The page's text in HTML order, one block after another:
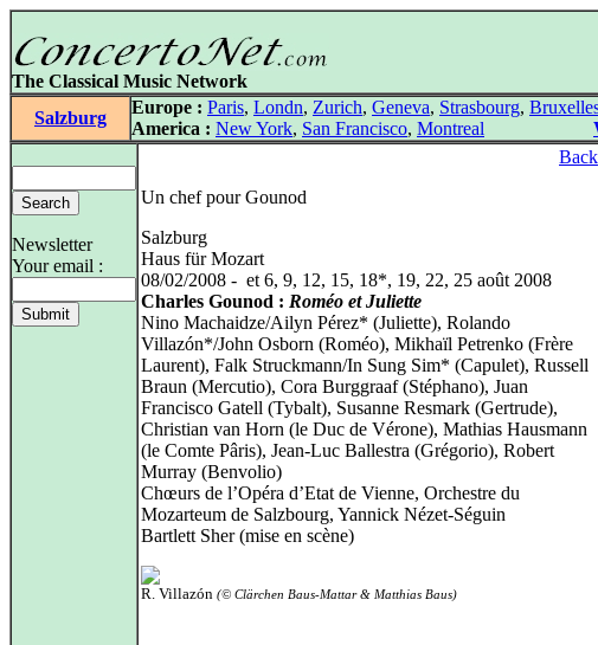
The Classical Music Network
Salzburg
Europe : Paris, Londn, Zurich, Geneva, Strasbourg,
America : New York, San Francisco, Montreal
Newsletter
Your email :
Back
Un chef pour Gounod
Salzburg
Haus für Mozart
08/02/2008 - et 6, 9, 12, 15, 18*, 19, 22, 25 août 2008
Charles Gounod : Roméo et Juliette
Nino Machaidze/Ailyn Pérez* (Juliette), Rolando
Villazón*/John Osborn (Roméo), Mikhaïl Petrenko (Frère
Laurent), Falk Struckmann/In Sung Sim* (Capulet), Russell
Braun (Mercutio), Cora Burggraaf (Stéphano), Juan
Francisco Gatell (Tybalt), Susanne Resmark (Gertrude),
Christian van Horn (le Duc de Vérone), Mathias Hausmann
(le Comte Pâris), Jean-Luc Ballestra (Grégorio), Robert
Murray (Benvolio)
Chœurs de l’Opéra d’Etat de Vienne, Orchestre du
Mozarteum de Salzbourg, Yannick Nézet-Séguin
Bartlett Sher (mise en scène)
R. Villazón (© Clärchen Baus-Mattar & Matthias Baus)